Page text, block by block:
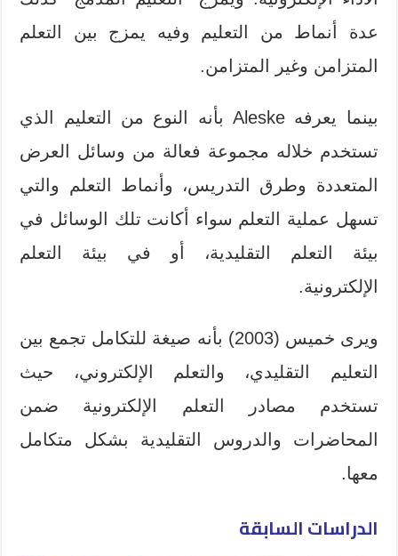
عدة أنماط من التعليم وفيه يمزج بين التعلم
المتزامن وغير المتزامن.
بينما يعرفه Aleske بأنه النوع من التعليم الذي
تستخدم خلاله مجموعة فعالة من وسائل العرض
المتعددة وطرق التدريس، وأنماط التعلم والتي
تسهل عملية التعلم سواء أكانت تلك الوسائل في
بيئة التعلم التقليدية، أو في بيئة التعلم
الإلكترونية.
ويرى خميس (2003) بأنه صيغة للتكامل تجمع بين
التعليم التقليدي، والتعلم الإلكتروني، حيث
تستخدم مصادر التعلم الإلكترونية ضمن
المحاضرات والدروس التقليدية بشكل متكامل
معها.
الدراسات السابقة